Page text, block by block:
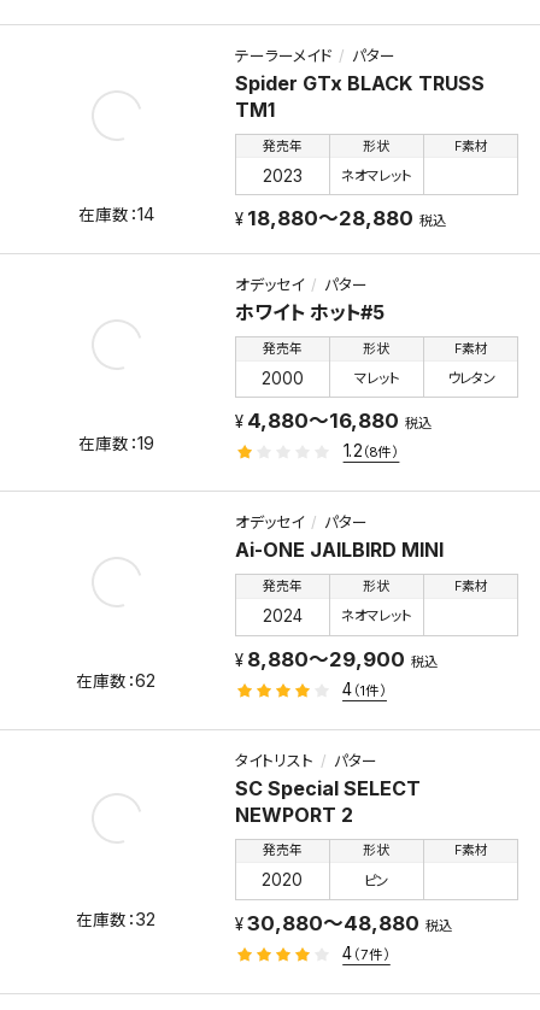
テーラーメイド パター
Spider GTx BLACK TRUSS
TM1
発売年
2023
形状
ネオマレット
F素材
14 18,880～28,880 税込
オデッセイ パター
ホワイト ホット#5
発売年
2000
形状
マレット
F素材
ウレタン
19
4,880～16,880 税込
1.2（8件）
オデッセイ パター
Ai-ONE JAILBIRD MINI
発売年
2024
形状
ネオマレット
F素材
62
8,880～29,900 税込
4 （1件）
タイトリスト パター
SC Special SELECT
NEWPORT 2
発売年
2020
形状
ピン
F素材
32 30,880～48,880 税込
4 （7件）